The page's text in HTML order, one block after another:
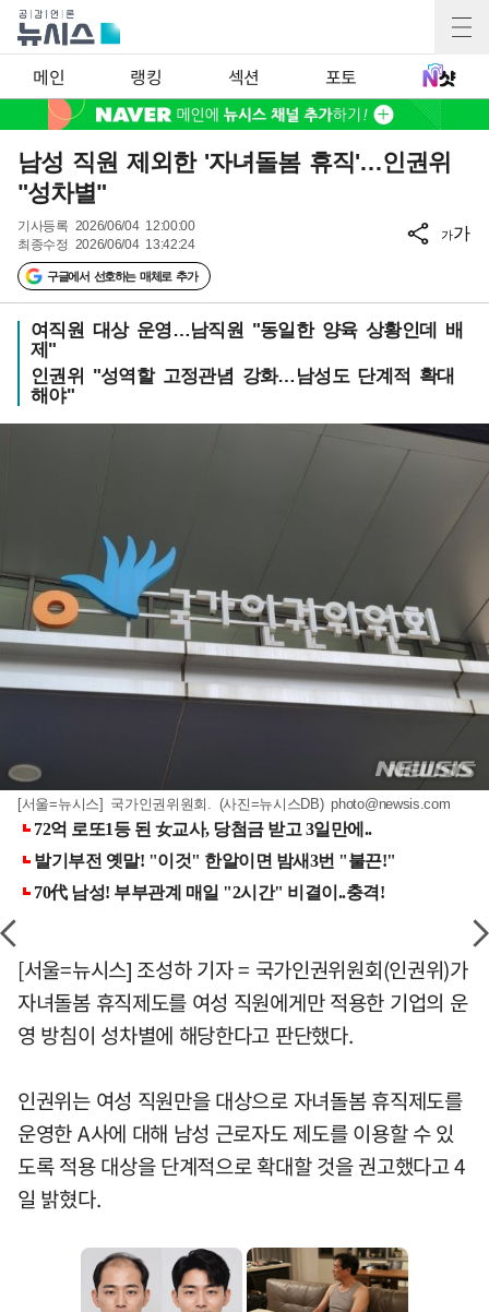
메인 랭킹 섹션 포토
남성 직원 제외한 '자녀돌봄 휴직'…인권위
"성차별"
기사등록 2026/06/04 12:00:00
최종수정 2026/06/04 13:42:24
구글에서 선호하는 매체로 추가
가가
여직원 대상 운영…남직원 "동일한 양육 상황인데 배
제"
인권위 "성역할 고정관념 강화…남성도 단계적 확대
해야"
[서울=뉴시스] 국가인권위원회. (사진=뉴시스DB)photo@newsis.com
[서울=뉴시스] 조성하 기자 = 국가인권위원회(인권위)가
자녀돌봄 휴직제도를 여성 직원에게만 적용한 기업의 운
영 방침이 성차별에 해당한다고 판단했다.
인권위는 여성 직원만을 대상으로 자녀돌봄 휴직제도를
운영한 A사에 대해 남성 근로자도 제도를 이용할 수 있
도록 적용 대상을 단계적으로 확대할 것을 권고했다고 4
일 밝혔다.